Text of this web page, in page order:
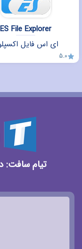
ES File Explorer
ای اس فایل
5.0
تیام سافت: